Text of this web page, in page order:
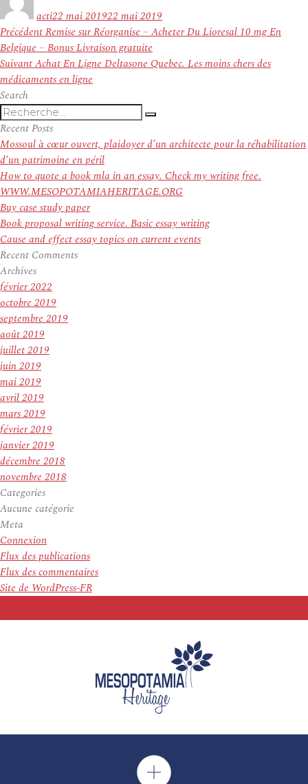
actile
22 mai 201922 mai 2019
Navigation
de
l’article
PrécédentArticle
précédent :
Remise sur Réorganise – Acheter Du Lioresal 10 mg En
Belgique – Bonus Livraison gratuite
SuivantArticle
suivant :
Achat En Ligne Deltasone Quebec. Les moins chers des
médicaments en ligne
Search
Recherche
pour
:
Recherche
Recent Posts
Mossoul à cœur ouvert, plaidoyer d’un architecte pour la réhabilitation
d’un patrimoine en péril
How to quote a book mla in an essay. Check my writing free.
WWW.MESOPOTAMIAHERITAGE.ORG
Buy case study paper
Book proposal writing service. Basic essay writing
Cause and effect essay topics on current events
Recent Comments
Archives
février 2022
octobre 2019
septembre 2019
août 2019
juillet 2019
juin 2019
mai 2019
avril 2019
mars 2019
février 2019
janvier 2019
décembre 2018
novembre 2018
Categories
Aucune catégorie
Meta
Connexion
Flux des publications
Flux des commentaires
Site de WordPress-FR